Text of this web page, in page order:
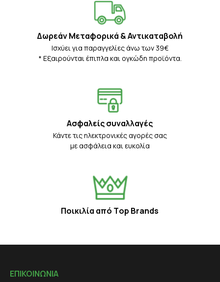
Δωρεάν Μεταφορικά & Αντικαταβολή
Iσχύει για παραγγελίες άνω των 39€
* Eξαιρούνται έπιπλα και ογκώδη προϊόντα.
Ασφαλείς συναλλαγές
Κάντε τις ηλεκτρονικές αγορές σας
με ασφάλεια και ευκολία
Ποικιλία από Τop Βrands
ΕΠΙΚΟΙΝΩΝΙΑ